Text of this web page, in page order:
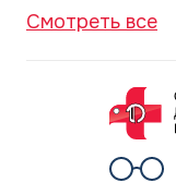
Смотреть все